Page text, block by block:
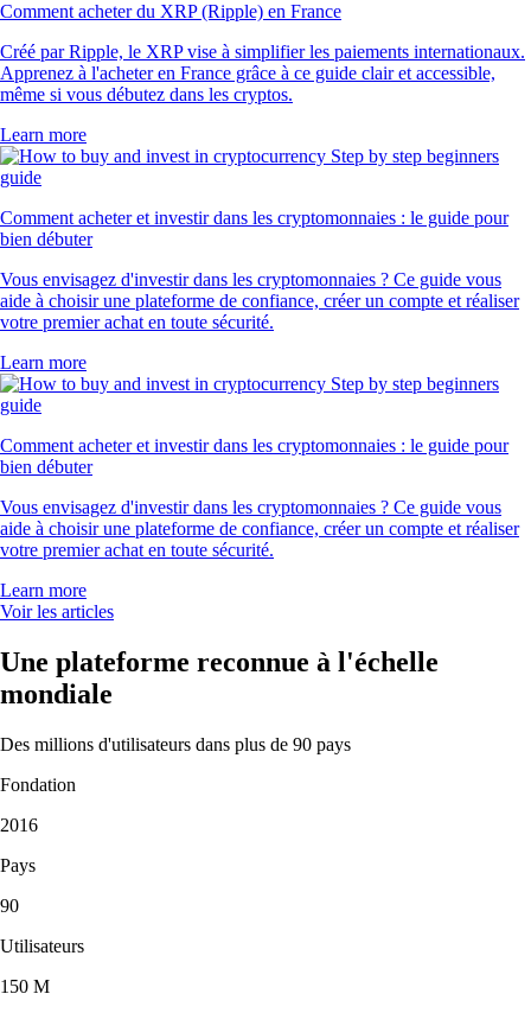
Comment acheter du XRP (Ripple) en France
Créé par Ripple, le XRP vise à simplifier les paiements internationaux.
Apprenez à l'acheter en France grâce à ce guide clair et accessible,
même si vous débutez dans les cryptos.
Learn more
Comment acheter et investir dans les cryptomonnaies : le guide pour
bien débuter
Vous envisagez d'investir dans les cryptomonnaies ? Ce guide vous
aide à choisir une plateforme de confiance, créer un compte et réaliser
votre premier achat en toute sécurité.
Learn more
Comment acheter et investir dans les cryptomonnaies : le guide pour
bien débuter
Vous envisagez d'investir dans les cryptomonnaies ? Ce guide vous
aide à choisir une plateforme de confiance, créer un compte et réaliser
votre premier achat en toute sécurité.
Learn more
Voir les articles
Une plateforme reconnue à l'échelle
mondiale
Des millions d'utilisateurs dans plus de 90 pays
Fondation
2016
Pays
90
Utilisateurs
150 M